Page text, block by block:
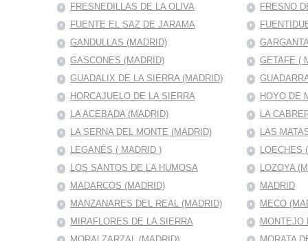
FRESNEDILLAS DE LA OLIVA
FRESNO
FUENTE EL SAZ DE JARAMA
GANDULLAS (MADRID)
GASCONES (MADRID)
GETAFE (
GUADALIX DE LA SIERRA (MADRID)
HORCAJUELO DE LA SIERRA
HOYO DE
LA ACEBADA (MADRID)
LA
LA SERNA DEL MONTE (MADRID)
LAS
LEGANÉS ( MADRID )
LOECHES
LOS SANTOS DE LA HUMOSA
LOZOYA
MADARCOS (MADRID)
MADRID
MANZANARES DEL REAL (MADRID)
MECO
MIRAFLORES DE LA SIERRA
MONTEJO